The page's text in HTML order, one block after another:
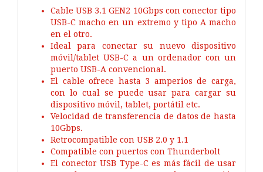
Cable USB 3.1 GEN2 10Gbps con conector tipo
USB-C macho en un extremo y tipo A macho
en el otro.
Ideal para conectar su nuevo dispositivo
móvil/tablet USB-C a un ordenador con un
puerto USB-A convencional.
El cable ofrece hasta 3 amperios de carga,
con lo cual se puede usar para cargar su
dispositivo móvil, tablet, portátil etc.
Velocidad de transferencia de datos de hasta
10Gbps.
Retrocompatible con USB 2.0 y 1.1
Compatible con puertos con Thunderbolt
El conector USB Type-C es más fácil de usar